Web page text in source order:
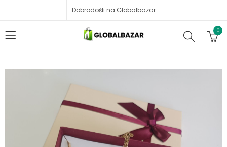
Dobrodošli na Globalbazar
0